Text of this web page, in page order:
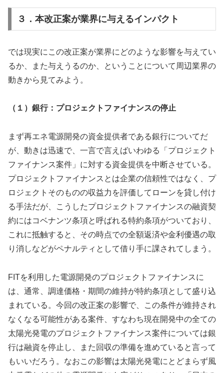
３．本改正案が業界に与えるインパクト
では現実にこの改正案が業界にどのような影響を与えてい
るか、また与えうるのか、ということについて周辺業界の
動きから見てみよう。
（１）銀行：プロジェクトファイナンスの停止
まず再エネ電源開発の資金提供者である銀行についてだ
が、動きは迅速で、一言で言えばいわゆる「プロジェクト
ファイナンス案件」に対する資金提供を中断させている。
プロジェクトファイナンスとは企業の信頼性ではなく、プ
ロジェクトそのものの収益力を評価してローンを貸し付け
る手法だが、こうしたプロジェクトファイナンスの融資契
約にはコベナンツ条項と呼ばれる特約条項がついており、
これに抵触すると、その時点での全額返済や金利優遇の取
り消しなどがペナルティとして借り手に課されてしまう。
FITを利用した電源開発のプロジェクトファイナンスに
は、通常、調達価格・期間の維持が特約条項として盛り込
まれている。今回の改正案の影響で、この条件が維持され
なくなる可能性がある案件、すなわち現在開発中の全ての
太陽光発電のプロジェクトファイナンス案件については銀
行は融資を停止し、また回収の準備を進めていると言って
もいいだろう。なおこの影響は太陽光発電にとどまらず風